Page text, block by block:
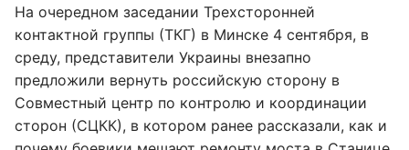
На очередном заседании Трехсторонней
контактной группы (ТКГ) в Минске 4 сентября, в
среду, представители Украины внезапно
предложили вернуть российскую сторону в
Совместный центр по контролю и координации
сторон (СЦКК), в котором ранее рассказали, как и